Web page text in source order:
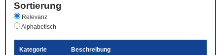
Sortierung
Relevanz
Alphabetisch
Kategorie Beschreibung